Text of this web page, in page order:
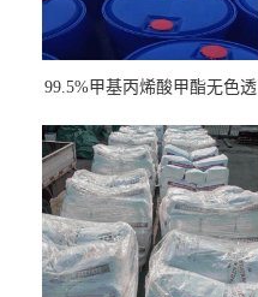
99.5%甲基丙烯酸甲酯无色透